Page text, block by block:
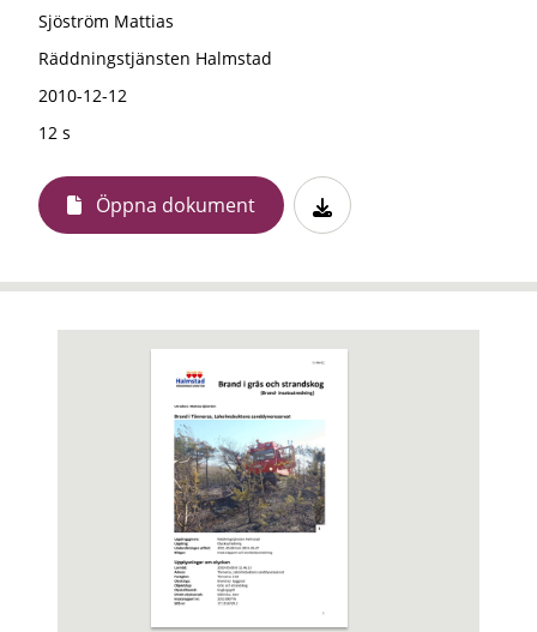
Sjöström Mattias
Räddningstjänsten Halmstad
2010-12-12
12 s
Öppna dokument